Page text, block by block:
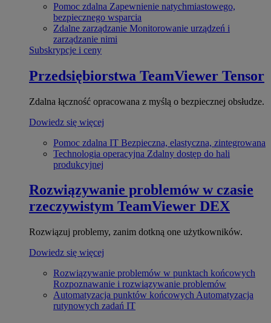
Pomoc zdalna Zapewnienie natychmiastowego,
bezpiecznego wsparcia
Zdalne zarządzanie Monitorowanie urządzeń i
zarządzanie nimi
Subskrypcje i ceny
Przedsiębiorstwa TeamViewer Tensor
Zdalna łączność opracowana z myślą o bezpiecznej obsłudze.
Dowiedz się więcej
Pomoc zdalna IT Bezpieczna, elastyczna, zintegrowana
Technologia operacyjna Zdalny dostęp do hali
produkcyjnej
Rozwiązywanie problemów w czasie
rzeczywistym TeamViewer DEX
Rozwiązuj problemy, zanim dotkną one użytkowników.
Dowiedz się więcej
Rozwiązywanie problemów w punktach końcowych
Rozpoznawanie i rozwiązywanie problemów
Automatyzacja punktów końcowych Automatyzacja
rutynowych zadań IT